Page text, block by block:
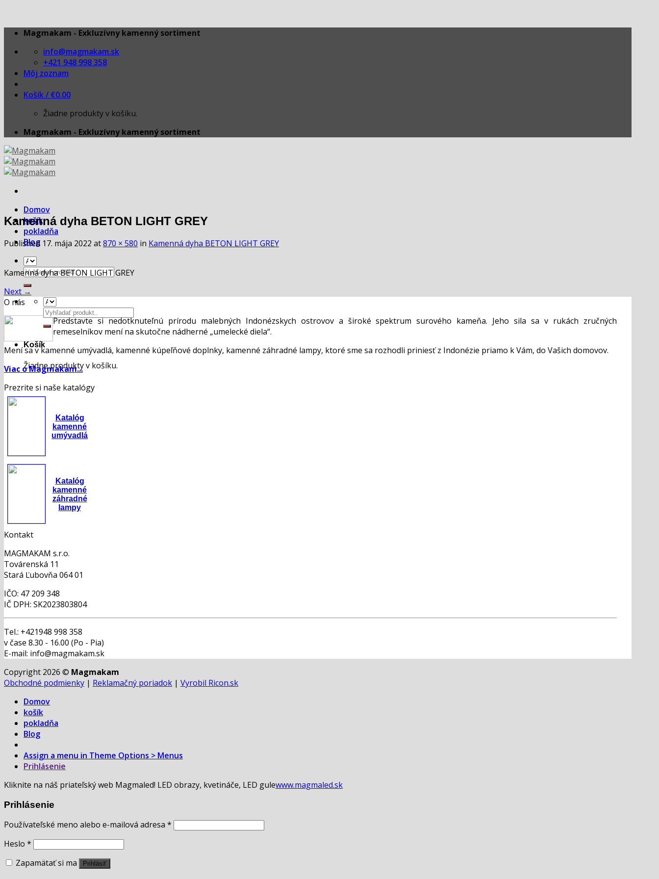
Skip
content
Magmakam - Exkluzívny kamenný sortiment
info@magmakam.sk
+421 948 998 358
Môj zoznam
Košík / €0.00
Žiadne produkty v košíku.
Magmakam - Exkluzívny kamenný sortiment
Domov
košík
pokladňa
Blog
Hľadať:
Hľadať:
Košík
Žiadne produkty v košíku.
Kamenná dyha BETON LIGHT GREY
Published 17. mája 2022 at870 × 580 in Kamenná dyha BETON LIGHT GREY
Kamenná dyha BETON LIGHT GREY
Next →
O nás
Predstavte si nedotknuteľnú prírodu malebných Indonézskych ostrovov a široké spektrum surového kameňa. Jeho sila sa v rukách zručných
remeselníkov mení na skutočne nádherné „umelecké diela“.
Mení sa v kamenné umývadlá, kamenné kúpeľňové doplnky, kamenné záhradné lampy, ktoré sme sa rozhodli priniesť z Indonézie priamo k Vám, do Vašich domovov.
Viac o Magmakam...
Prezrite si naše katalógy
Katalóg
kamenné
umývadlá
Katalóg
kamenné
záhradné
lampy
Kontakt
MAGMAKAM s.r.o.
Továrenská 11
Stará Ľubovňa 064 01
IČO: 47 209 348
IČ DPH: SK2023803804
Tel.: +421948 998 358
v čase 8.30 - 16.00 (Po - Pia)
E-mail: info@magmakam.sk
Copyright 2026 © Magmakam
Obchodné podmienky | Reklamačný poriadok | Vyrobil Ricon.sk
Domov
košík
pokladňa
Blog
Assign a menu in Theme Options > Menus
Prihlásenie
Kliknite na náš priateľský web Magmaled! LED obrazy, kvetináče, LED gulewww.magmaled.sk
Prihlásenie
Používateľské meno alebo e-mailová adresa *
Heslo *
Zapamätať si ma
Prihlásiť